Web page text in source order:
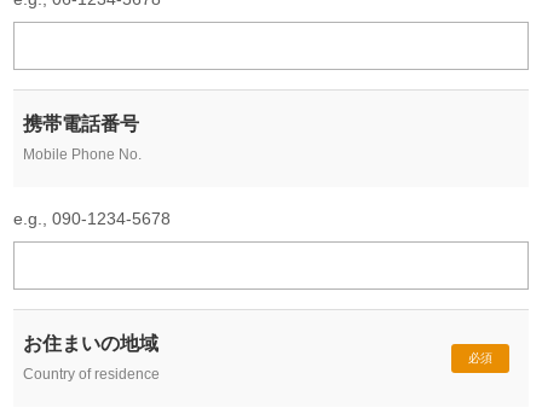
携帯電話番号
Mobile Phone No.
e.g., 090-1234-5678
お住まいの地域
Country of residence
必須